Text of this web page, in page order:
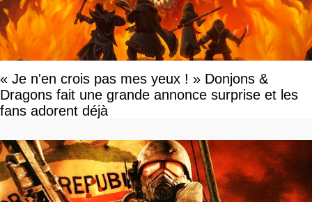
« Je n'en crois pas mes yeux ! » Donjons &
Dragons fait une grande annonce surprise et les
fans adorent déjà